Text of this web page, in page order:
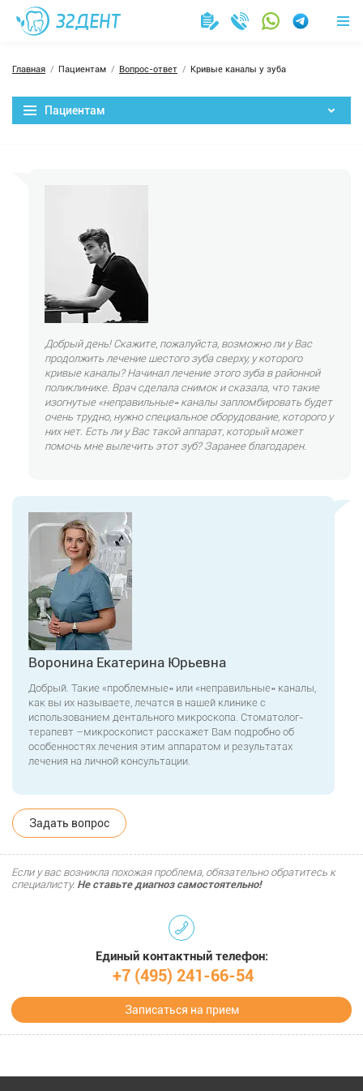
Главная Пациентам Вопрос-ответ Кривые каналы у зуба
Пациентам
Добрый день! Скажите, пожалуйста, возможно ли у Вас
продолжить лечение шестого зуба сверху, у которого
кривые каналы? Начинал лечение этого зуба в районной
поликлинике. Врач сделала снимок и сказала, что такие
изогнутые «неправильные» каналы запломбировать будет
очень трудно, нужно специальное оборудование, которого у
них нет. Есть ли у Вас такой аппарат, который может
помочь мне вылечить этот зуб? Заранее благодарен.
Воронина Екатерина Юрьевна
Добрый. Такие «проблемные» или «неправильные» каналы,
как вы их называете, лечатся в нашей клинике с
использованием дентального микроскопа. Стоматолог-
терапевт –микроскопист расскажет Вам подробно об
особенностях лечения этим аппаратом и результатах
лечения на личной консультации.
Задать вопрос
Если у вас возникла похожая проблема, обязательно обратитесь к
специалисту. Не ставьте диагноз самостоятельно!
Единый контактный телефон:
+7 (495) 241-66-54
Записаться на прием